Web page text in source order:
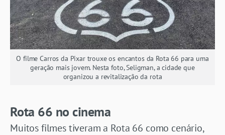
O filme Carros da Pixar trouxe os encantos da Rota 66 para uma
geração mais jovem. Nesta foto, Seligman, a cidade que
organizou a revitalização da rota
Rota 66 no cinema
Muitos filmes tiveram a Rota 66 como cenário,